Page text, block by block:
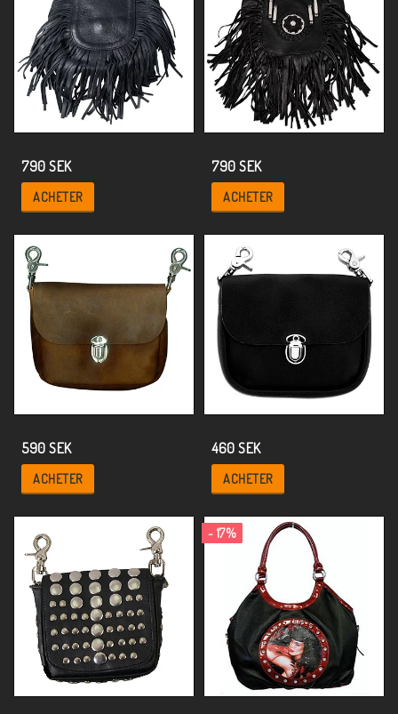
790 SEK
ACHETER
790 SEK
ACHETER
590 SEK
ACHETER
460 SEK
ACHETER
- 17%